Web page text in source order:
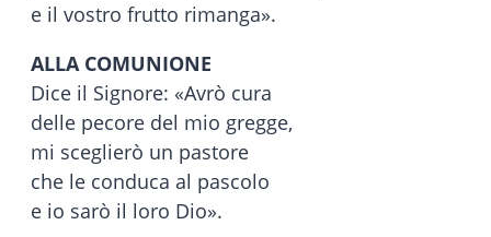
e il vostro frutto rimanga».
ALLA COMUNIONE
Dice il Signore: «Avrò cura
delle pecore del mio gregge,
mi sceglierò un pastore
che le conduca al pascolo
e io sarò il loro Dio».